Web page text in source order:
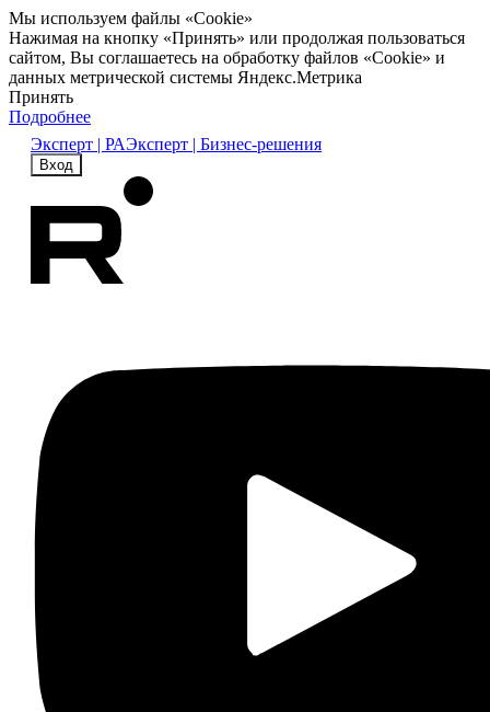
Мы используем файлы «Cookie»
Нажимая на кнопку «Принять» или продолжая пользоваться
сайтом, Вы соглашаетесь на обработку файлов «Cookie» и
данных метрической системы Яндекс.Метрика
Принять
Подробнее
Эксперт | РАЭксперт | Бизнес-решения
Вход